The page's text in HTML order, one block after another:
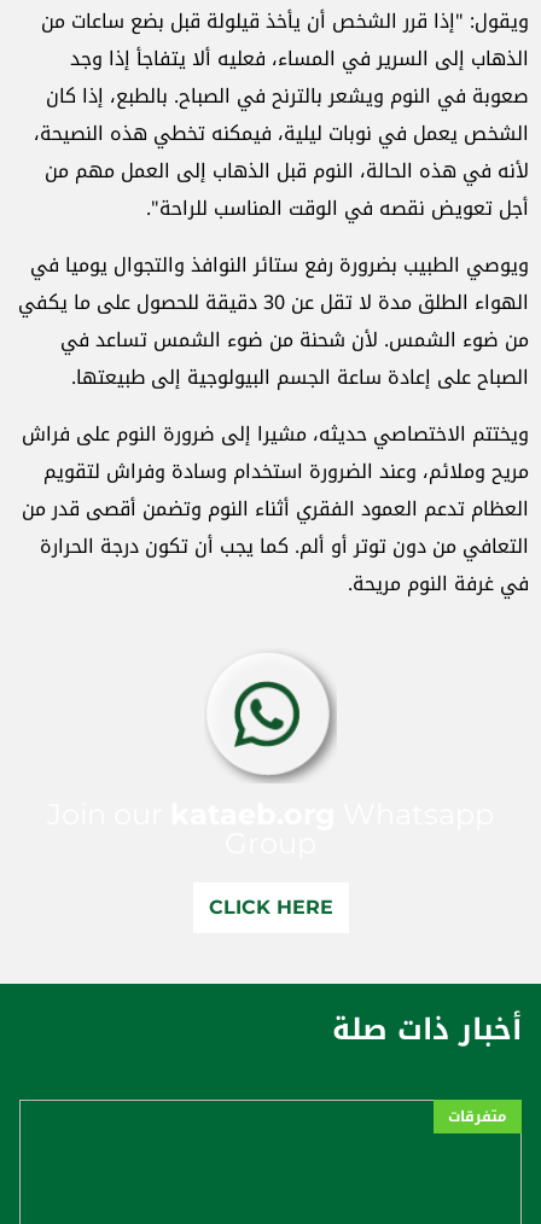
ويقول: "إذا قرر الشخص أن يأخذ قيلولة قبل بضع ساعات من
الذهاب إلى السرير في المساء، فعليه ألا يتفاجأ إذا وجد
صعوبة في النوم ويشعر بالترنح في الصباح. بالطبع، إذا كان
الشخص يعمل في نوبات ليلية، فيمكنه تخطي هذه النصيحة،
لأنه في هذه الحالة، النوم قبل الذهاب إلى العمل مهم من
أجل تعويض نقصه في الوقت المناسب للراحة".
ويوصي الطبيب بضرورة رفع ستائر النوافذ والتجوال يوميا في
الهواء الطلق مدة لا تقل عن 30 دقيقة للحصول على ما يكفي
من ضوء الشمس. لأن شحنة من ضوء الشمس تساعد في
الصباح على إعادة ساعة الجسم البيولوجية إلى طبيعتها.
ويختتم الاختصاصي حديثه، مشيرا إلى ضرورة النوم على فراش
مريح وملائم، وعند الضرورة استخدام وسادة وفراش لتقويم
العظام تدعم العمود الفقري أثناء النوم وتضمن أقصى قدر من
التعافي من دون توتر أو ألم. كما يجب أن تكون درجة الحرارة
في غرفة النوم مريحة.
CLICK HERE
أخبار ذات صلة
متفرقات